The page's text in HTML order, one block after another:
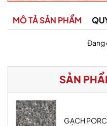
MÔ TẢ SẢN PHẨM
Đang
SẢN
GẠCH